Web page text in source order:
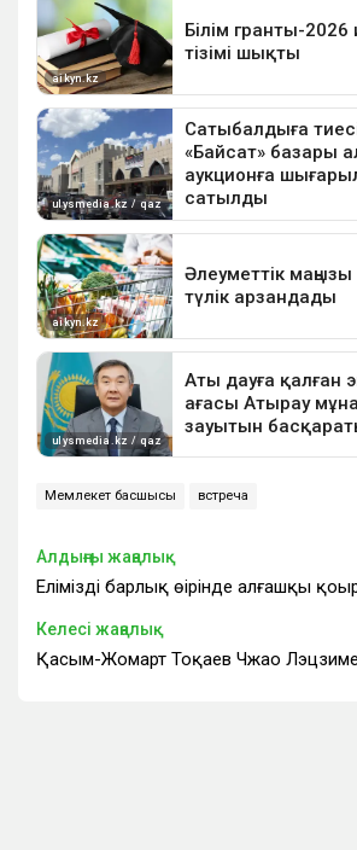
Мемлекет басшысы встреча
Алдыңғы жаңалық
Еліміздің барлық өңірінде алғашқы
Келесі жаңалық
Қасым-Жомарт Тоқаев Чжао